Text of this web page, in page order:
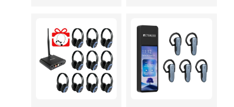
Type-C, Bass Boost
Portable, Batterie
Amovible,
Bluetooth, Bass
Boost